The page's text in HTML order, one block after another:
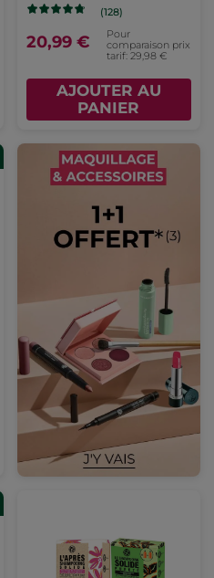
(128)
20,99 €
Pour
comparaison prix
tarif: 29,98 €
AJOUTER AU
PANIER